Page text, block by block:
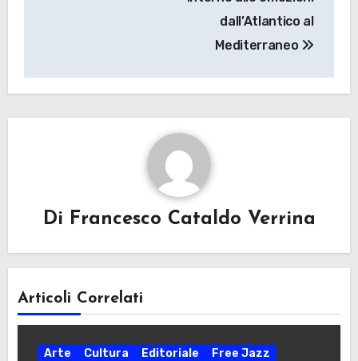
dall’Atlantico al
Mediterraneo
Di Francesco Cataldo Verrina
Articoli Correlati
Arte Cultura Editoriale
Free Jazz